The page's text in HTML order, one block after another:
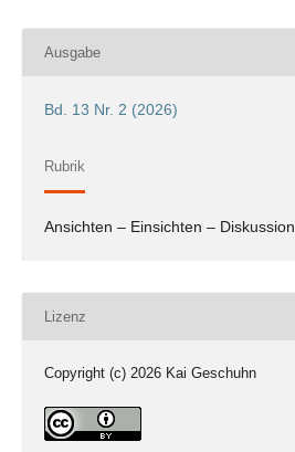
Ausgabe
Bd. 13 Nr. 2 (2026)
Rubrik
Ansichten – Einsichten – Diskussion
Lizenz
Copyright (c) 2026 Kai Geschuhn